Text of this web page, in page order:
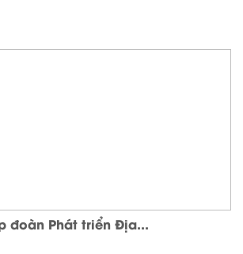
đoàn Phát triển Địa...